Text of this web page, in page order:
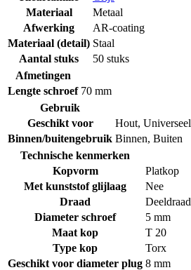
Materiaal
Metaal
Afwerking
AR-coating
Materiaal (detail) Staal
Aantal stuks
50 stuks
Afmetingen
Lengte schroef 70 mm
Gebruik
Geschikt voor
Hout, Universeel
Binnen/buitengebruik Binnen, Buiten
Technische kenmerken
Kopvorm
Platkop
Met kunststof glijlaag
Nee
Draad
Deeldraad
Diameter schroef
5 mm
Maat kop
T 20
Type kop
Torx
Geschikt voor diameter plug 8 mm